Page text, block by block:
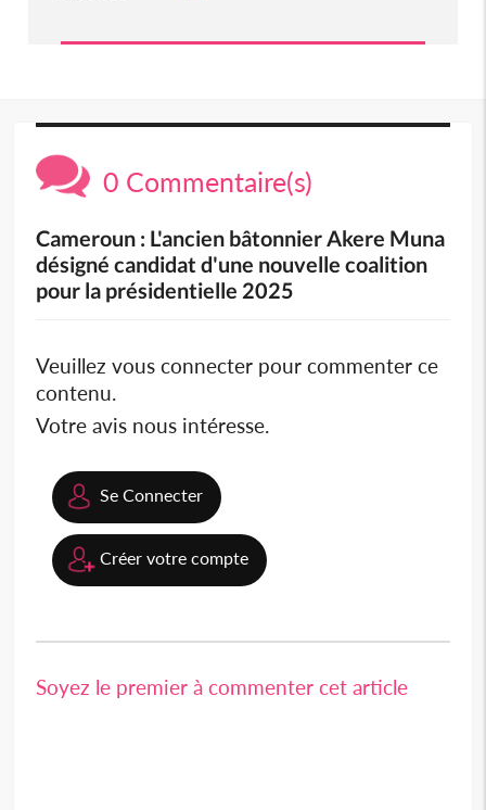
0 Commentaire(s)
Cameroun : L'ancien bâtonnier Akere Muna
désigné candidat d'une nouvelle coalition
pour la présidentielle 2025
Veuillez vous connecter pour commenter ce
contenu.
Votre avis nous intéresse.
Se Connecter
Créer votre compte
Soyez le premier à commenter cet article